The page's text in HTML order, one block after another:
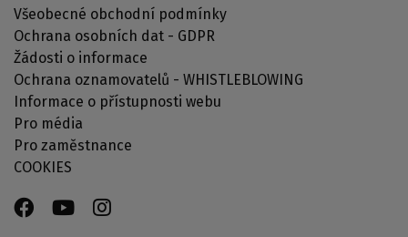
Všeobecné obchodní podmínky
Ochrana osobních dat - GDPR
Žádosti o informace
Ochrana oznamovatelů - WHISTLEBLOWING
Informace o přístupnosti webu
Pro média
Pro zaměstnance
COOKIES